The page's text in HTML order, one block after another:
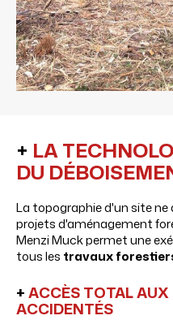
+ LA
DU
La topographie d'un site
projets d'aménagement
Menzi Muck permet une
tous les travaux
+ACCÈS TOTAL AUX
ACCIDENTÉS